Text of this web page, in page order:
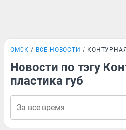
ОМСК ВСЕ НОВОСТИ
Новости по тэгу
пластика губ